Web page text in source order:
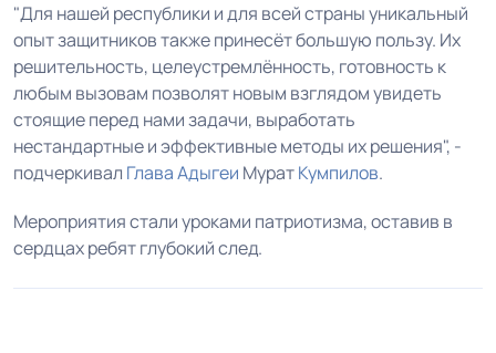
"Для нашей республики и для всей страны уникальный
опыт защитников также принесёт большую пользу. Их
решительность, целеустремлённость, готовность к
любым вызовам позволят новым взглядом увидеть
стоящие перед нами задачи, выработать
нестандартные и эффективные методы их решения", -
подчеркивал Глава Адыгеи МуратКумпилов.
Мероприятия стали уроками патриотизма, оставив в
сердцах ребят глубокий след.